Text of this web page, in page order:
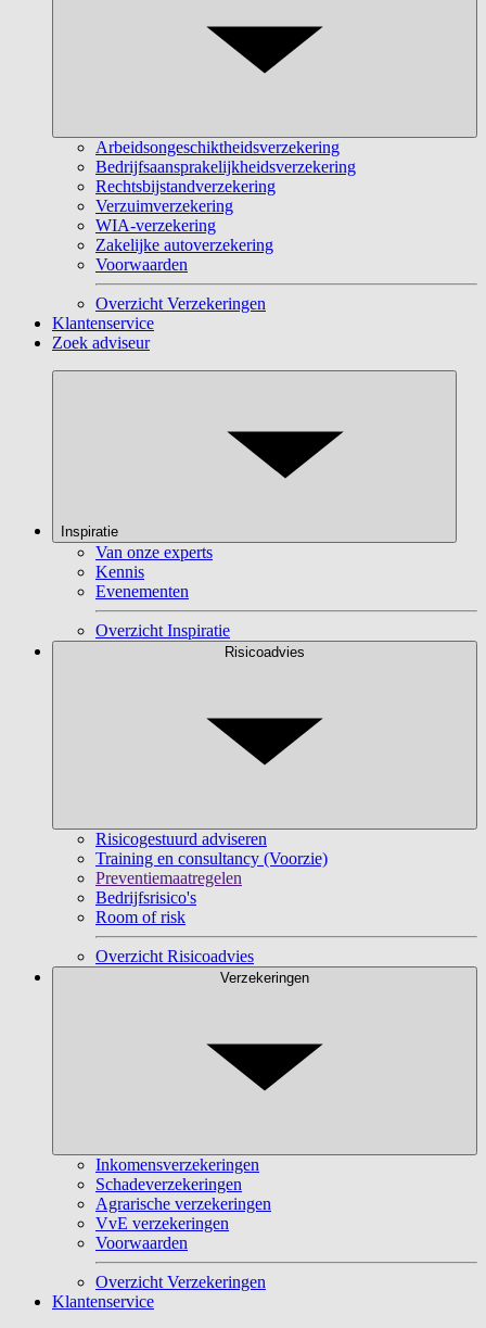
Arbeidsongeschiktheidsverzekering
Bedrijfsaansprakelijkheidsverzekering
Rechtsbijstandverzekering
Verzuimverzekering
WIA-verzekering
Zakelijke autoverzekering
Voorwaarden
Overzicht Verzekeringen
Klantenservice
Zoek adviseur
Inspiratie
Van onze experts
Kennis
Evenementen
Overzicht Inspiratie
Risicoadvies
Risicogestuurd adviseren
Training en consultancy (Voorzie)
Preventiemaatregelen
Bedrijfsrisico's
Room of risk
Overzicht Risicoadvies
Verzekeringen
Inkomensverzekeringen
Schadeverzekeringen
Agrarische verzekeringen
VvE verzekeringen
Voorwaarden
Overzicht Verzekeringen
Klantenservice